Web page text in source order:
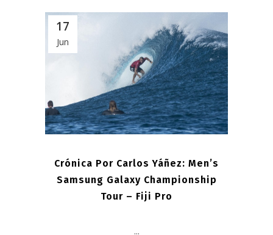
17
Jun
Crónica Por Carlos Yáñez: Men’s
Samsung Galaxy Championship
Tour – Fiji Pro
...